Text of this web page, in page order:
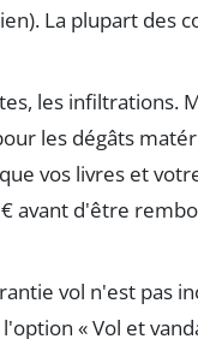
La plupart des
les infiltrations.
les dégâts
vos livres et
avant d'être
vol n'est pas
« Vol et